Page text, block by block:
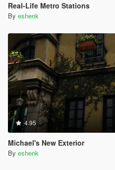
Real-Life Metro Stations
By eshenk
4.95
Michael's New Exterior
By eshenk